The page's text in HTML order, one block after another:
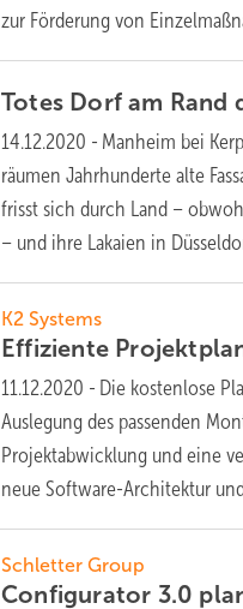
zur Förderung von
Totes Dorf am Rand
14.12.2020 - Manheim bei
räumen Jahrhunderte alte
frisst sich durch Land –
– und ihre Lakaien in
K2 Systems
Effiziente
11.12.2020 - Die kostenlose
Auslegung des passenden
Projektabwicklung und eine
neue Software-Architektur
Schletter Group
Configurator 3.0